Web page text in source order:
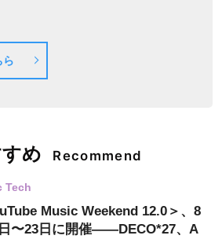
ら
め Recommend
Tech
Music Weekend 12.0＞、8
〜23日に開催——DECO*27、A